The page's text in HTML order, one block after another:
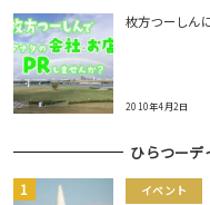
枚方つーしん
2010年4月2日
ひらつーデ
イベント